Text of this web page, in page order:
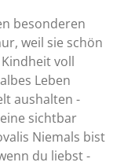
besonderen
weil sie schön
voll
Leben
aushalten -
sichtbar
Niemals bist
du liebst -